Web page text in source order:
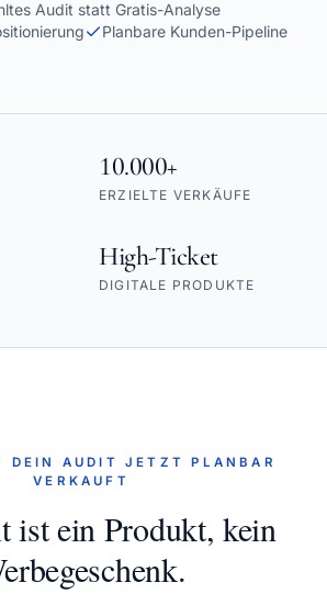
Audit statt Gratis-Analyse
Planbare Kunden-Pipeline
10.000+
ERZIELTE VERKÄUFE
High-Ticket
DIGITALE PRODUKTE
DEIN AUDIT JETZT PLANBAR
VERKAUFT
ist ein Produkt, kein